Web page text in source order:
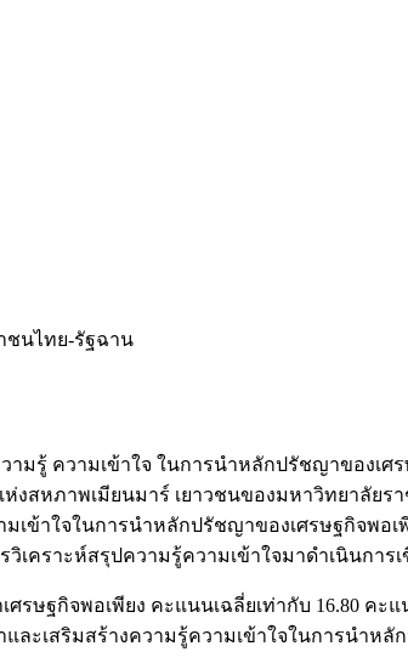
ชนไทย-รัฐฉาน
รู้ ความเข้าใจ ในการนำหลักปรัชญาของเศ
สหภาพเมียนมาร์ เยาวชนของมหาวิทยาลัย
ข้าใจในการนำหลักปรัชญาของเศรษฐกิจพอ
คราะห์สรุปความรู้ความเข้าใจมาดำเนินการ
ษฐกิจพอเพียง คะแนนเฉลี่ยเท่ากับ 16.80 ค
ะเสริมสร้างความรู้ความเข้าใจในการนำห